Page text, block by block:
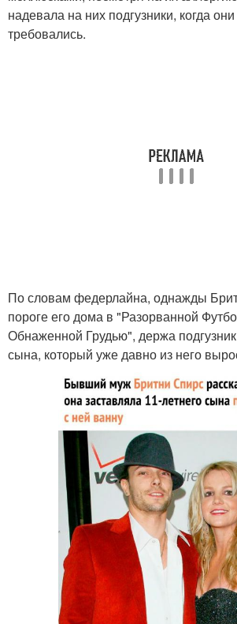
надевала на них подгузники, когда
требовались.
По словам федерлайна, однажды
пороге его дома в "Разорванной
Обнаженной Грудью", держа
сына, который уже давно из него